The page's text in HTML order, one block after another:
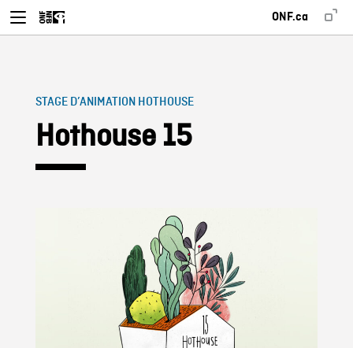
ONF.ca
STAGE D’ANIMATION HOTHOUSE
Hothouse 15